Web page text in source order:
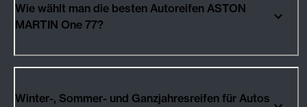
Wie wählt man die besten Autoreifen ASTON
MARTIN One 77?
Winter-, Sommer- und Ganzjahresreifen für Autos